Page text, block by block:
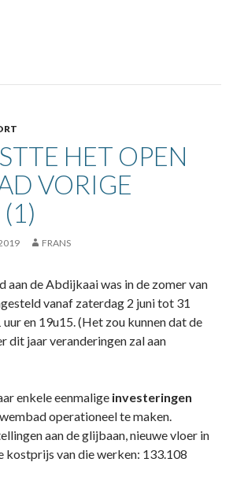
HET OPEN
VORIGE
FRANS
aan de Abdijkaai was in de zomer van
vanaf zaterdag 2 juni tot 31
uur en 19u15. (Het zou kunnen dat de
dit jaar veranderingen zal aan
enkele eenmalige investeringen
operationeel te maken.
aan de glijbaan, nieuwe vloer in
kostprijs van die werken: 133.108